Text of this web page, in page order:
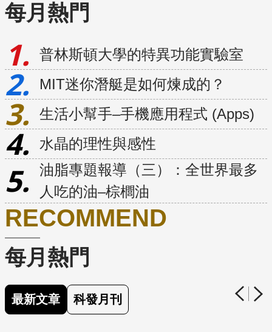
每月熱門
普林斯頓大學的特異功能實驗室
MIT迷你潛艇是如何煉成的？
生活小幫手–手機應用程式 (Apps)
水晶的理性與感性
油脂專題報導（三）：全世界最多
人吃的油–棕櫚油
RECOMMEND
每月熱門
最新文章 科發月刊 上一頁
點擊可進入下一頁幻燈片